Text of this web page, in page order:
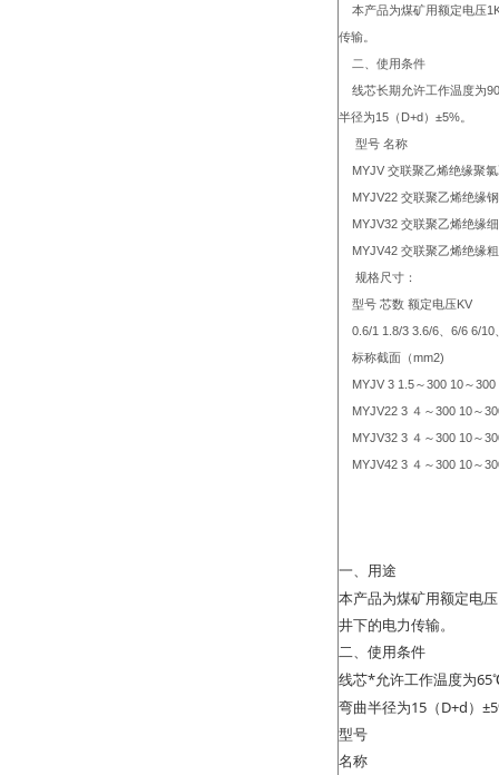
本产品为煤矿用额定电压
传输。
二、使用条件
线芯长期允许工作温度为90
半径为15 （ D+d）±5%
型号 名称
MYJV 交联聚乙烯绝缘聚
MYJV22 交联聚乙烯绝缘
MYJV32 交联聚乙烯绝缘
MYJV42 交联聚乙烯绝缘
规格尺寸：
型号 芯数 额定电压KV
0.6/1 1.8/3 3.6/6
6/6 6/10
标称截面（mm2)
MYJV 3 1.5～300 10～300
MYJV22 3 ４～300 10～
MYJV32 3 ４～300 10～
MYJV42 3 ４～300 10～
一、用途
本产品为煤矿用额定电压
井下的电力传输。
二、使用条件
线芯*允许工作温度为65
弯曲半径为15 （ D+d ）
型号
名称